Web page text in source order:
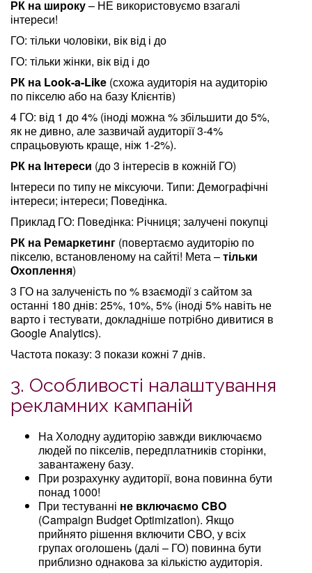
РК на широку– НЕ використовуємо взагалі
інтереси!
ГО: тільки чоловіки, вік від і до
ГО: тільки жінки, вік від і до
РК на Look-a-Like (схожа аудиторія на аудиторію
по пікселю або на базу Клієнтів)
4 ГО: від 1 до 4% (іноді можна % збільшити до 5%,
як не дивно, але зазвичай аудиторії 3-4%
спрацьовують краще, ніж 1-2%).
РК на Інтереси (до 3 інтересів в кожній ГО)
Інтереси по типу не міксуючи. Типи: Демографічні
інтереси; інтереси; Поведінка.
Приклад ГО: Поведінка: Річниця; залучені покупці
РК на Ремаркетинг (повертаємо аудиторію по
пікселю, встановленому на сайті! Мета –тільки
Охоплення)
3 ГО на залученість по % взаємодії з сайтом за
останні 180 днів: 25%, 10%, 5% (іноді 5% навіть не
варто і тестувати, докладніше потрібно дивитися в
Google Analytics).
Частота показу: 3 покази кожні 7 днів.
3. Особливості налаштування
рекламних кампаній
На Холодну аудиторію завжди виключаємо
людей по пікселів, передплатників сторінки,
завантажену базу.
При розрахунку аудиторії, вона повинна бути
понад 1000!
При тестуванні не включаємо CBO
(Campaign Budget Optimization). Якщо
прийнято рішення включити CBO, у всіх
групах оголошень (далі – ГО) повинна бути
приблизно однакова за кількістю аудиторія.